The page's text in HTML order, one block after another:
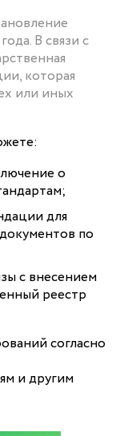
В связи с
которая
или иных
о
для
по
с внесением
реестр
согласно
и другим